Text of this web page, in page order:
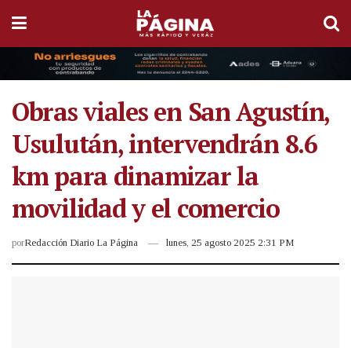
Obras viales en San Agustín,
Usulután, intervendrán 8.6
km para dinamizar la
movilidad y el comercio
porRedacción Diario La Página lunes, 25 agosto 2025 2:31 PM